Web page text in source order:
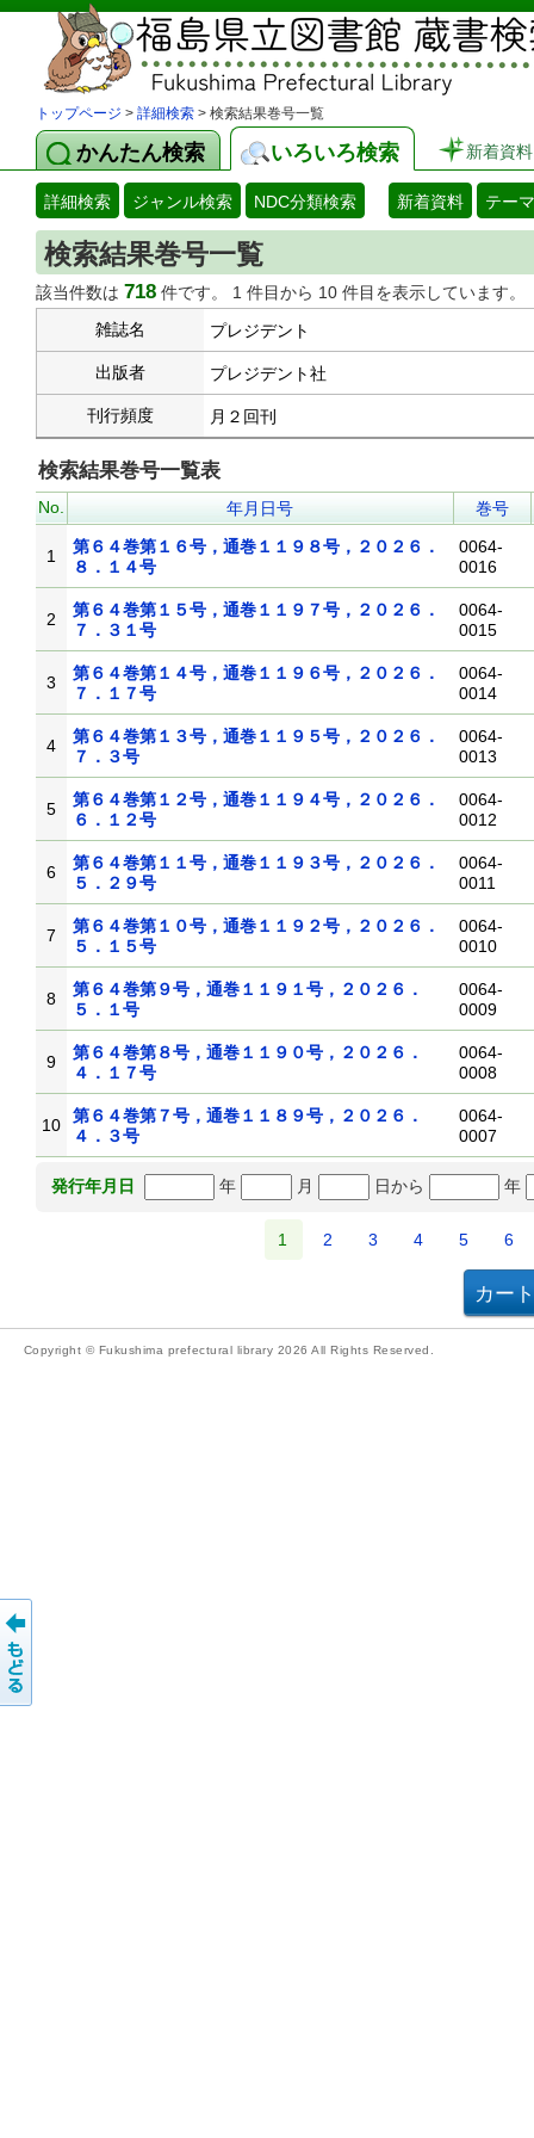
トップページ > 詳細検索 > 検索結果巻号一覧
かんたん検索 いろいろ検索 新着資料
詳細検索 ジャンル検索 NDC分類検索 新着資料 テー
検索結果巻号一覧
該当件数は 718 件です。 1 件目から 10 件目を表示しています。
雑誌名
プレジデント
出版者 プレジデント社
刊行頻度 月２回刊
検索結果巻号一覧表
No. 年月日号 巻号
1
第６４巻第１６号，通巻１１９８号，２０２６．
８．１４号
0064-
0016
2
第６４巻第１５号，通巻１１９７号，２０２６．
７．３１号
0064-
0015
3
第６４巻第１４号，通巻１１９６号，２０２６．
７．１７号
0064-
0014
4
第６４巻第１３号，通巻１１９５号，２０２６．
７．３号
0064-
0013
5
第６４巻第１２号，通巻１１９４号，２０２６．
６．１２号
0064-
0012
6
第６４巻第１１号，通巻１１９３号，２０２６．
５．２９号
0064-
0011
7
第６４巻第１０号，通巻１１９２号，２０２６．
５．１５号
0064-
0010
8
第６４巻第９号，通巻１１９１号，２０２６．
５．１号
0064-
0009
9
第６４巻第８号，通巻１１９０号，２０２６．
４．１７号
0064-
0008
10
第６４巻第７号，通巻１１８９号，２０２６．
４．３号
0064-
0007
発行年月日 年 月 日から 年
1 2 3 4 5 6
Copyright © Fukushima prefectural library 2026 All Rights Reserved.